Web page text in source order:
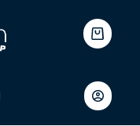
Shopping
cart